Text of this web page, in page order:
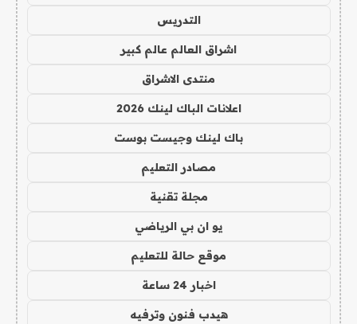
التدريس
اشراق العالم عالم كبير
منتدى الاشراق
اعلانات الباك لينك 2026
باك لينك وجيست بوست
مصادر التعليم
مجلة تقنية
يو ان بي الرياضي
موقع حالة للتعليم
اخبار 24 ساعة
هيدب فنون وترفيه